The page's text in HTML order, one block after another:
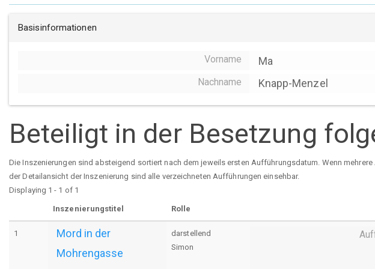
Basisinformationen
Vorname Ma
Nachname Knapp-Menzel
Beteiligt in der Besetzung
Die Inszenierungen sind absteigend sortiert nach dem jeweils ersten Aufführungsdatum. Wenn
der Detailansicht der Inszenierung sind alle verzeichneten Aufführungen einsehbar.
Displaying 1 - 1 of 1
Inszenierungstitel Rolle
1
Mord in der
Mohrengasse
darstellend
Simon